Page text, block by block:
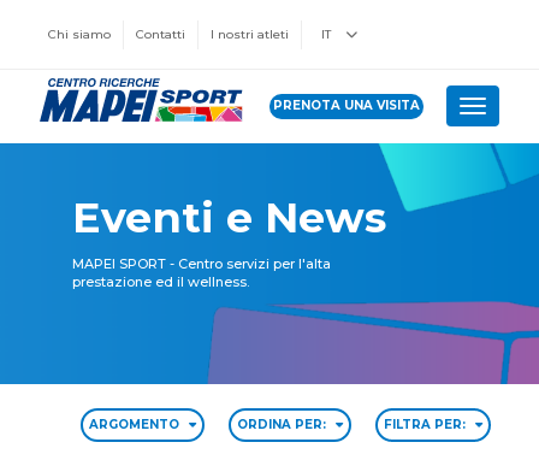
Chi siamo Contatti I nostri atleti IT
PRENOTA UNA VISITA Toggle
Eventi e News
MAPEI SPORT - Centro servizi per l'alta
prestazione ed il wellness.
ARGOMENTO ORDINA PER: FILTRA PER: